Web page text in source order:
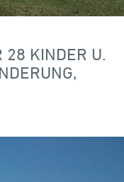
28 KINDER U.